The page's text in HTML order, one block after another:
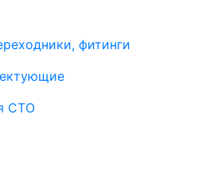
фитинги
СТО